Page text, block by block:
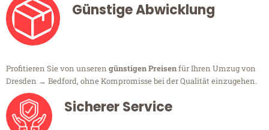
Günstige Abwicklung
Profitieren Sie von unseren günstigen Preisenfür Ihren Umzug von
Dresden → Bedford, ohne Kompromisse bei der Qualität einzugehen.
Sicherer Service